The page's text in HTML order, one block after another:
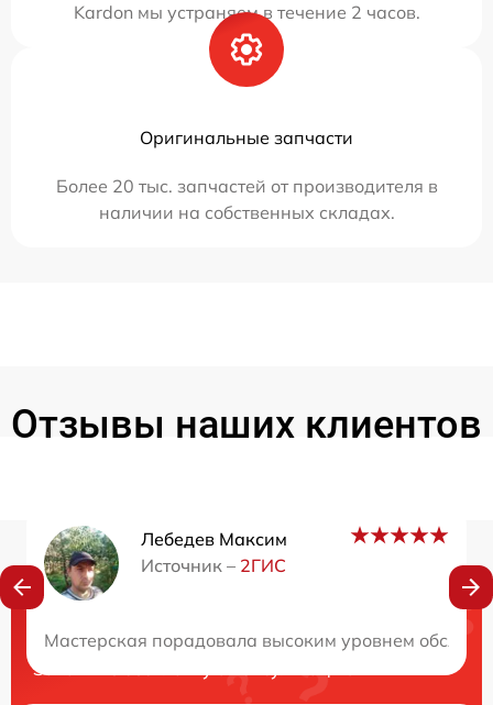
Kardon мы устраняем в течение 2 часов.
Оригинальные запчасти
Более 20 тыс. запчастей от производителя в
наличии на собственных складах.
Отзывы наших клиентов
Лебедев Максим
Источник – 2ГИС
Мастерская порадовала высоким уровнем
Нужна консультация?
Закажите бесплатную консультацию